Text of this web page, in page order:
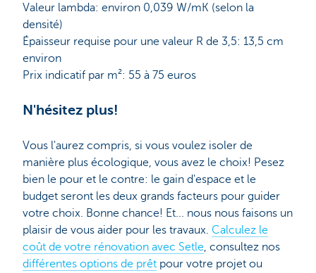
Valeur lambda: environ 0,039 W/mK (selon la
densité)
Épaisseur requise pour une valeur R de 3,5: 13,5 cm
environ
Prix indicatif par m²: 55 à 75 euros
N'hésitez plus!
Vous l'aurez compris, si vous voulez isoler de
manière plus écologique, vous avez le choix! Pesez
bien le pour et le contre: le gain d'espace et le
budget seront les deux grands facteurs pour guider
votre choix. Bonne chance! Et... nous nous faisons un
plaisir de vous aider pour les travaux. Calculez le
coût de votre rénovation avec Setle, consultez nos
différentes options de prêt pour votre projet ou